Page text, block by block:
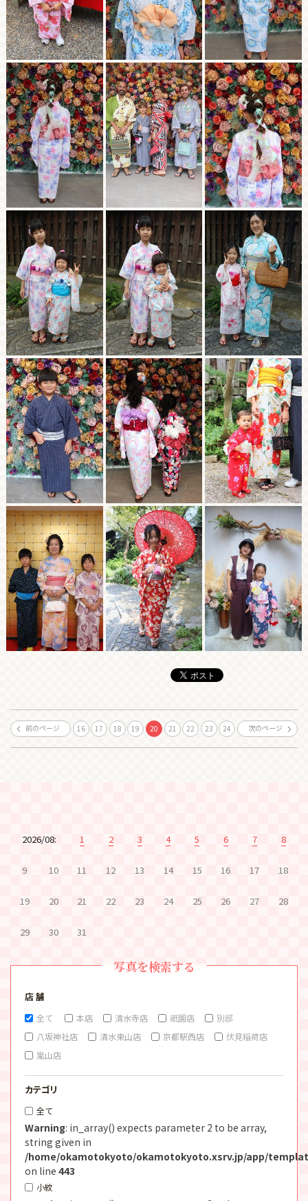
前のページ 16 17 18 19 20 21 22 23 24 次のページ
2026/08: 1 2 3 4 5 6 7 8
9 10 11 12 13 14 15 16 17 18
19 20 21 22 23 24 25 26 27 28
29 30 31
写真を検索する
店 舗
全て 本店 清水寺店 祇園店
別邸
八坂神社店
清水東山店 京都駅西店
伏見稲荷店
嵐山店
カテゴリ
全て
Warning: in_array() expects parameter 2 to be array,
string given in
/home/okamotokyoto/okamotokyoto.xsrv.jp/app/
on line 443
小紋